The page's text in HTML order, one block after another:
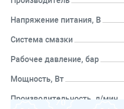
Напряжение питания, В
Система смазки
Рабочее давление, бар
Мощность, Вт
Производительность, л/мин